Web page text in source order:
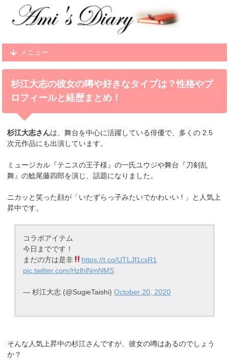
メニュー
杉江大志の彼女の噂や好きなタイプは？性格やプ
ロフィールと経歴まとめ！
杉江大志さんは、舞台を中心に活躍している俳優で、多くの 2.5
次元作品にも出演しています。
ミュージカル『テニスの王子様』の一氏ユウジや舞台『刀剣乱
舞』の鯰尾藤四郎を演じ、話題になりました。
ニカッと笑った顔が「いたずらっ子みたいでかわいい ! 」と人気上
昇中です。
コラボアイテム
今日までです！
まだの方は是非
https://t.co/UTLJf1csR1
pic.twitter.com/HzlhlNmNMS
— 杉江大志 (@SugieTaishi)October 20, 2020
そんな人気上昇中の杉江さんですが、彼女の噂はあるのでしょう
か？